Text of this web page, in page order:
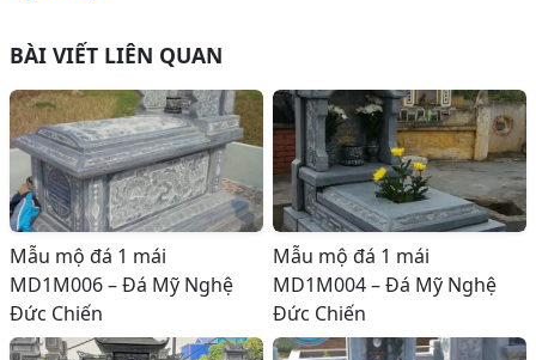
BÀI VIẾT LIÊN QUAN
Mẫu mộ đá 1 mái
MD1M006 – Đá Mỹ Nghệ
Đức Chiến
Mẫu mộ đá 1 mái
MD1M004 – Đá Mỹ Nghệ
Đức Chiến